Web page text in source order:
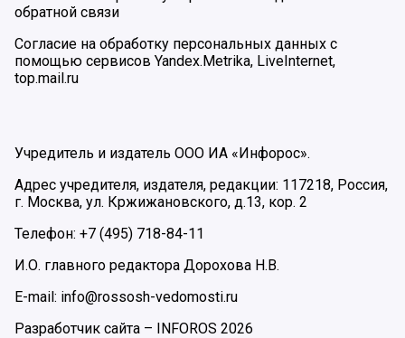
обратной связи
Согласие на обработку персональных данных с
помощью сервисов Yandex.Metrika, LiveInternet,
top.mail.ru
Учредитель и издатель ООО ИА «Инфорос».
Адрес учредителя, издателя, редакции: 117218, Россия,
г. Москва, ул. Кржижановского, д.13, кор. 2
Телефон: +7 (495) 718-84-11
И.О. главного редактора Дорохова Н.В.
E-mail: info@rossosh-vedomosti.ru
Разработчик сайта – INFOROS 2026